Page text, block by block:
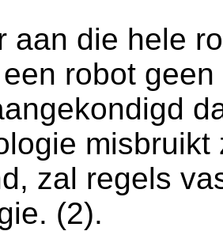
aan die hele
robot
zal regels
(2).